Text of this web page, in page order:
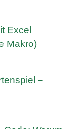
Excel
Makro)
–